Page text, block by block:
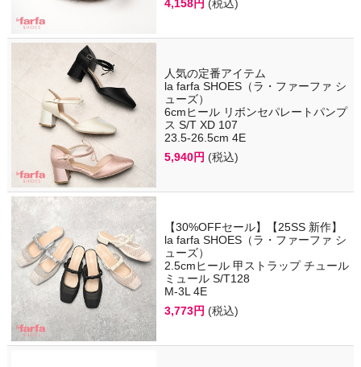
4,158円 (税込)
人気の定番アイテム
la farfa SHOES（ラ・ファーファ シ
ューズ）
6cmヒール リボンセパレートパンプ
ス S/T XD 107
23.5-26.5cm 4E
5,940円 (税込)
【30%OFFセール】【25SS 新作】
la farfa SHOES（ラ・ファーファ シ
ューズ）
2.5cmヒール 甲ストラップ チュール
ミュール S/T128
M-3L 4E
3,773円 (税込)